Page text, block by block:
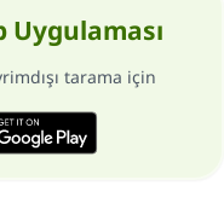
Uygulaması
tarama için